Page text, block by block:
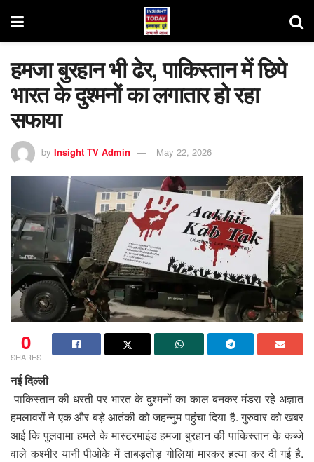
हमजा बुरहान भी ढेर, पाकिस्तान में छिपे
भारत के दुश्मनों का लगातार हो रहा
सफाया
by Insight TV Admin May 22, 2026
0
SHARES
नई दिल्ली
पाकिस्तान की धरती पर भारत के दुश्मनों का काल बनकर मंडरा रहे अज्ञात
हमलावरों ने एक और बड़े आतंकी को जहन्नुम पहुंचा दिया है. गुरुवार को खबर
आई कि पुलवामा हमले के मास्टरमाइंड हमजा बुरहान की पाकिस्तान के कब्जे
वाले कश्मीर यानी पीओके में ताबड़तोड़ गोलियां मारकर हत्या कर दी गई है.